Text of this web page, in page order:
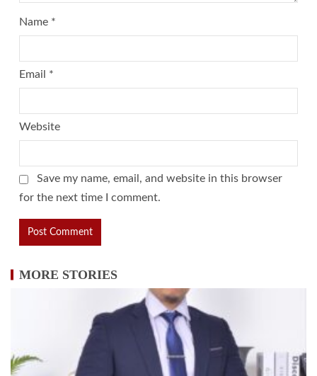
Name *
Email *
Website
Save my name, email, and website in this browser
for the next time I comment.
MORE STORIES